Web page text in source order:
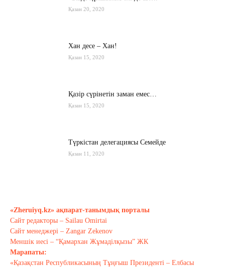
Қазан 20, 2020
Хан десе – Хан!
Қазан 15, 2020
Қазір сүрінетін заман емес…
Қазан 15, 2020
Түркістан делегациясы Семейде
Қазан 11, 2020
Қазан 10, 2020
Тағы оқу
«Zheruiyq.kz» ақпарат-танымдық порталы
Сайт редакторы – Sailau Omirtai
Сайт менеджері – Zangar Zekenov
Меншік иесі – “Қамархан Жұмаділқызы” ЖК
Марапаты:
«Қазақстан Республикасының Тұңғыш Президенті – Елбасы